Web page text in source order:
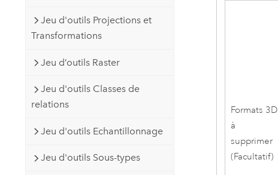
Jeu d'outils Projections et
Transformations
Jeu d’outils Raster
Jeu d'outils Classes de
relations
Jeu d'outils Echantillonnage
Jeu d'outils Sous-types
Formats 3D
à
supprimer
(Facultatif)